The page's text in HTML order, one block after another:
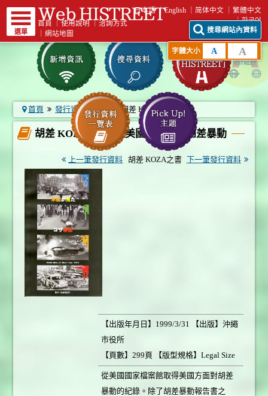
選單
首頁 ｜使用說明 ｜洽詢方式
｜網站地圖
日本語 English 简体中文
繁體中文
한국어
搜尋網站內資料
字體大小 A A
首頁 發行資料一覽表 胡差 KOZA之書‧2 ...
胡差 KOZA之書‧2 美國所看見的胡差暴動
上一筆發行資料 胡差 KOZA之書 下一筆發行資料
【出版年月日】1999/3/31 【出版】沖繩
市役所
【頁數】299頁 【版型規格】Legal Size
8.5" x 14" 【書本重量】950g
【定價】2,000円 【銷售情形】銷售中
從美國國家檔案館取得美國方面對胡差
暴動的紀錄。除了胡差暴動報告書之